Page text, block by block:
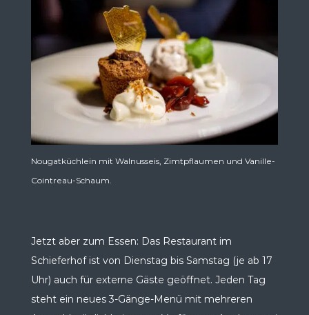
Nougatküchlein mit Walnusseis, Zimtpflaumen und Vanille-
Cointreau-Schaum.
Jetzt aber zum Essen: Das Restaurant im
Schieferhof ist von Dienstag bis Samstag (je ab 17
Uhr) auch für externe Gäste geöffnet. Jeden Tag
steht ein neues 3-Gänge-Menü mit mehreren